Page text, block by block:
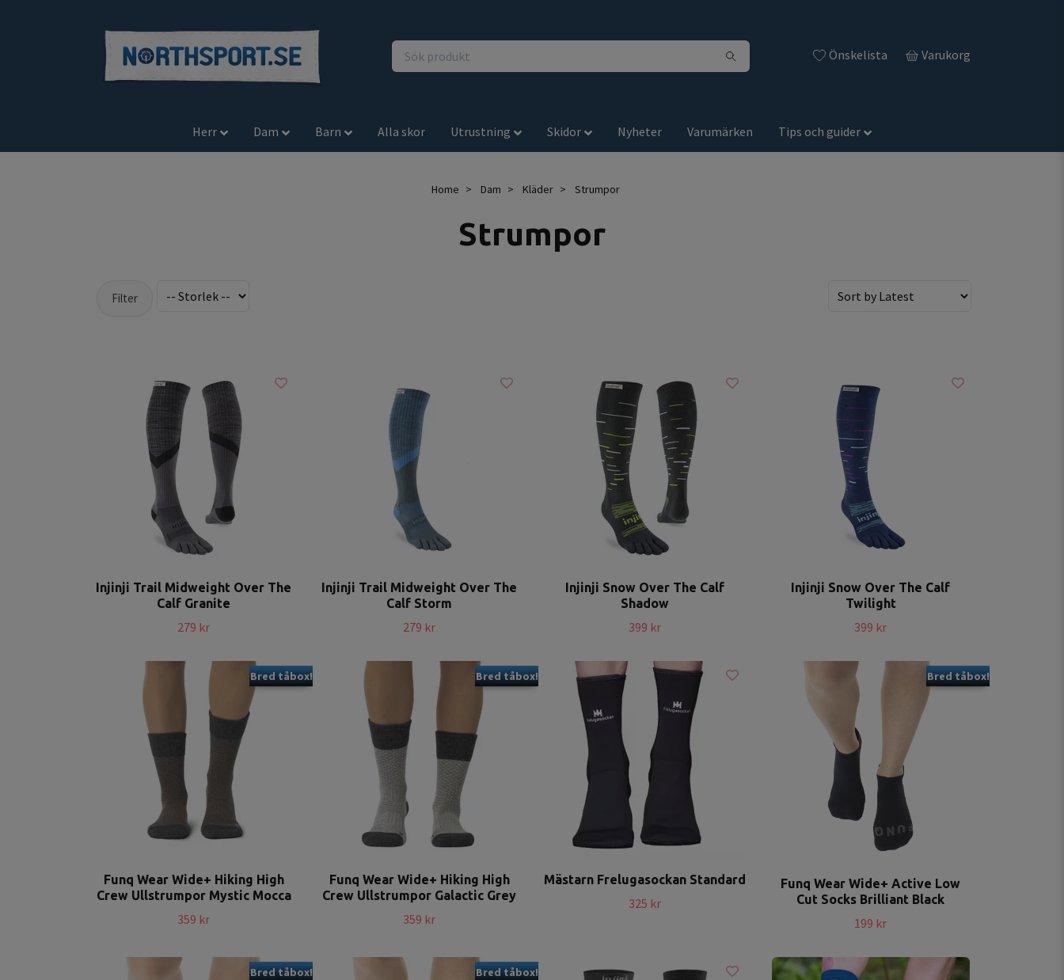
Önskelista Varukorg
Herr Dam Barn Alla skor Utrustning Skidor Nyheter Varumärken Tips och guider
Home Dam Kläder Strumpor
Strumpor
Filter
Injinji Trail Midweight Over The
Calf Granite
279 kr
Injinji Trail Midweight Over The
Calf Storm
279 kr
Injinji Snow Over The Calf
Shadow
399 kr
Injinji Snow Over The Calf
Twilight
399 kr
Bred tåbox!
Funq Wear Wide+ Hiking High
Crew Ullstrumpor Mystic Mocca
359 kr
Bred tåbox!
Funq Wear Wide+ Hiking High
Crew Ullstrumpor Galactic Grey
359 kr
Mästarn Frelugasockan Standard
325 kr
Bred tåbox!
Funq Wear Wide+ Active Low
Cut Socks Brilliant Black
199 kr
Bred tåbox! Bred tåbox!